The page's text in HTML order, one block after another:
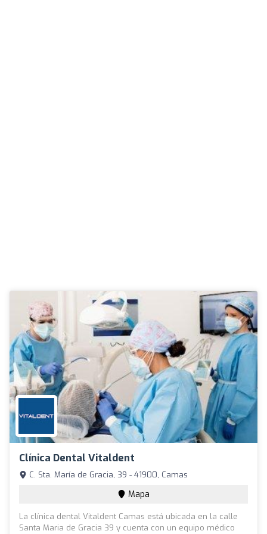
Clínica Dental Vitaldent
C. Sta. María de Gracia, 39 - 41900, Camas
Mapa
La clínica dental Vitaldent Camas está ubicada en la calle
Santa Maria de Gracia 39 y cuenta con un equipo médico